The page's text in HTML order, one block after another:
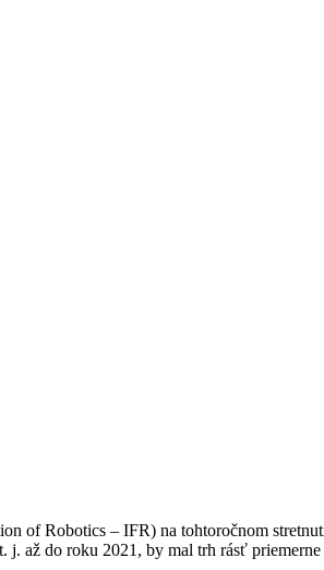
of Robotics – IFR) na tohtoročnom
až do roku 2021, by mal trh rásť priemerne